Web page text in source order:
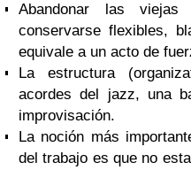
Abandonar las
conservarse flexibles,
equivale a un acto de
La estructura
acordes del jazz, una
improvisación.
La noción más
del trabajo es que no